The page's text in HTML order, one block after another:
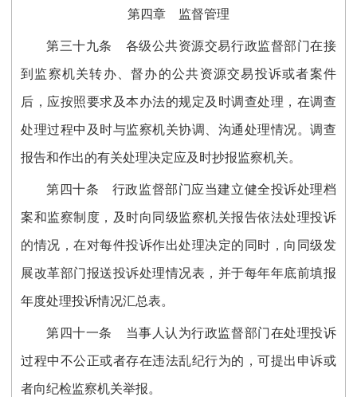
第四章 监督管理
第三十九条 各级公共资源交易行政监督部门在接
到监察机关转办、督办的公共资源交易投诉或者案件
后，应按照要求及本办法的规定及时调查处理，在调查
处理过程中及时与监察机关协调、沟通处理情况。调查
报告和作出的有关处理决定应及时抄报监察机关。
第四十条 行政监督部门应当建立健全投诉处理档
案和监察制度，及时向同级监察机关报告依法处理投诉
的情况，在对每件投诉作出处理决定的同时 ， 向同级发
展改革部门报送投诉处理情况表，并于每年年底前填报
年度处理投诉情况汇总表。
第四十一条 当事人认为行政监督部门在处理投诉
过程中不公正或者存在违法乱纪行为的，可提出申诉或
者向纪检监察机关举报。